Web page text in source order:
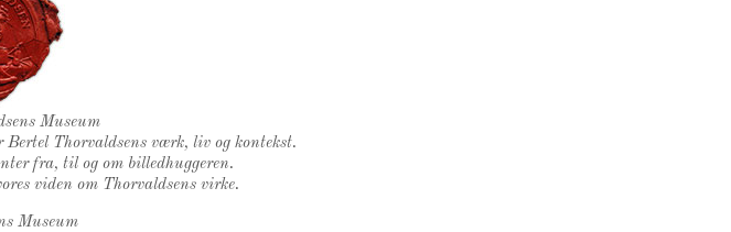
Segl
Museum
Thorvaldsens værk, liv og kontekst.
fra, til og om billedhuggeren.
viden om Thorvaldsens virke.
Museum